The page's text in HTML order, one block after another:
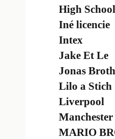
High
Iné licencie
Intex
Jake Et Le
Jonas
Lilo a Stich
Liverpool
MARIO